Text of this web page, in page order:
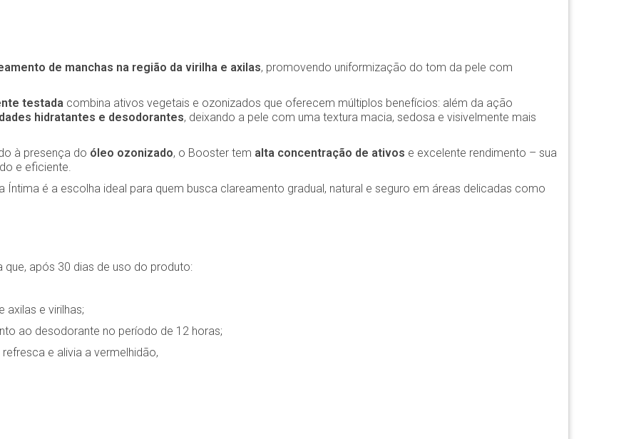
de manchas na região da virilha e axilas, promovendo uniformização do tom da pele com
testada combina ativos vegetais e ozonizados que oferecem múltiplos benefícios: além da ação
hidratantes e desodorantes, deixando a pele com uma textura macia, sedosa e visivelmente mais
à presença do óleo ozonizado, o Booster tem alta concentração de ativos e excelente rendimento – sua
e eficiente.
Íntima é a escolha ideal para quem busca clareamento gradual, natural e seguro em áreas delicadas como
após 30 dias de uso do produto:
axilas e virilhas;
ao desodorante no período de 12 horas;
e alivia a vermelhidão,